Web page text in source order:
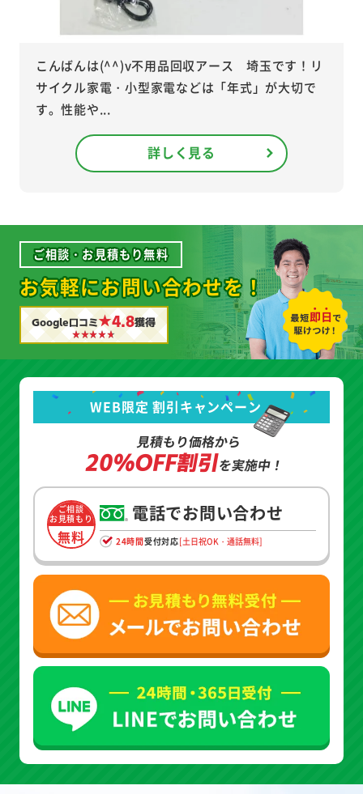
こんばんは(^^)v不用品回収アース 埼玉です！リ
サイクル家電・小型家電などは「年式」が大切で
す。性能や...
詳しく見る
ご相談・お見積もり無料
お気軽にお問い合わせを！
Google口コミ★4.8獲得
WEB限定 割引キャンペーン
見積もり価格から
20%OFF割引を実施中！
ご相談
お見積もり
無料
電話でお問い合わせ
24時間受付対応[土日祝OK・通話無料]